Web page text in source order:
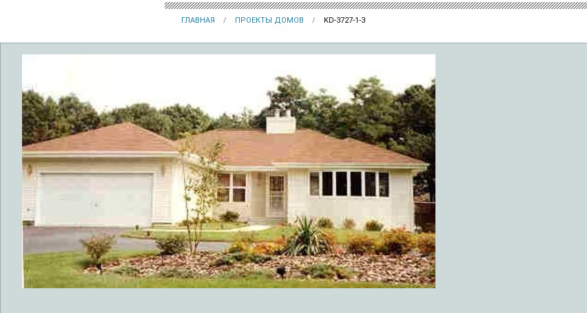
ГЛАВНАЯ ПРОЕКТЫ ДОМОВ KD-3727-1-3